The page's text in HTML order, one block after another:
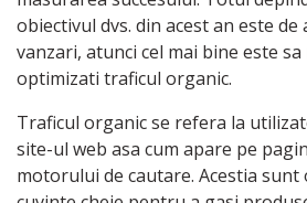
obiectivul dvs. din acest an este
vanzari, atunci cel mai bine este
optimizati traficul organic.
Traficul organic se refera la
site-ul web asa cum apare pe
motorului de cautare. Acestia sunt